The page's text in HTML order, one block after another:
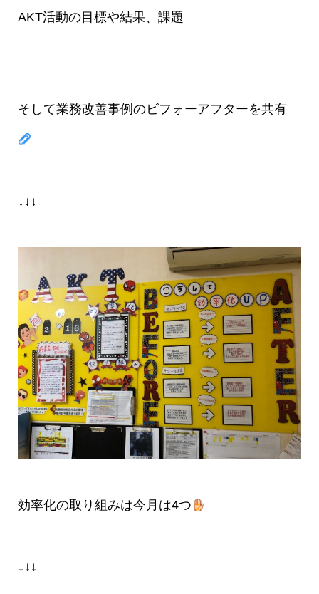
AKT活動の目標や結果、課題
そして業務改善事例のビフォーアフターを共有
↓↓↓
効率化の取り組みは今月は4つ
↓↓↓